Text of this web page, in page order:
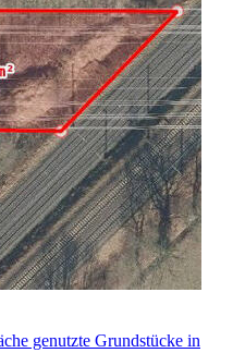
genutzte Grundstücke in